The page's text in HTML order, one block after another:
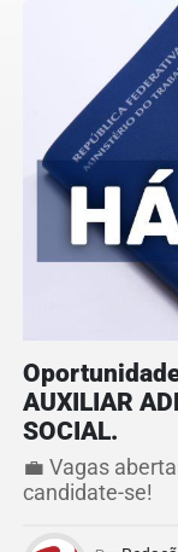
AUXILIAR
SOCIAL.
💼 Vagas
candidate-se!